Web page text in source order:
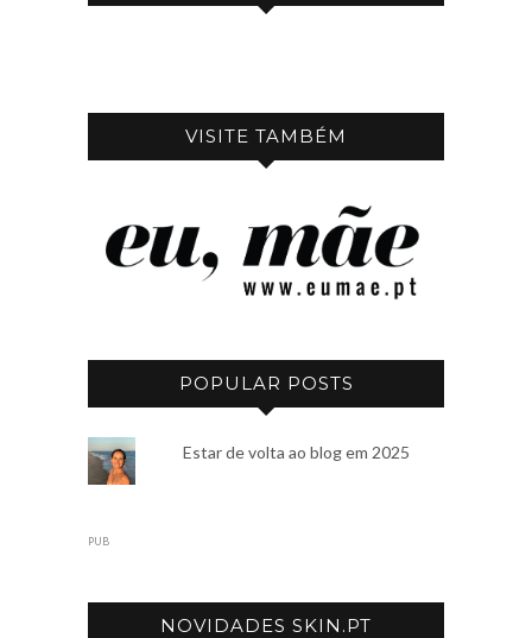
VISITE TAMBÉM
POPULAR POSTS
Estar de volta ao blog em 2025
PUB
NOVIDADES SKIN.PT